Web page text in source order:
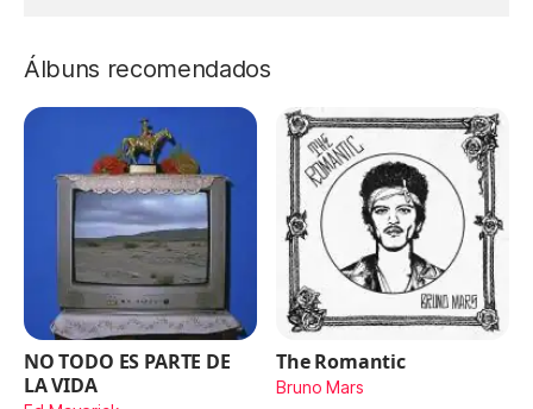
Álbuns recomendados
NO TODO ES PARTE DE
LA VIDA
The Romantic
Bruno Mars